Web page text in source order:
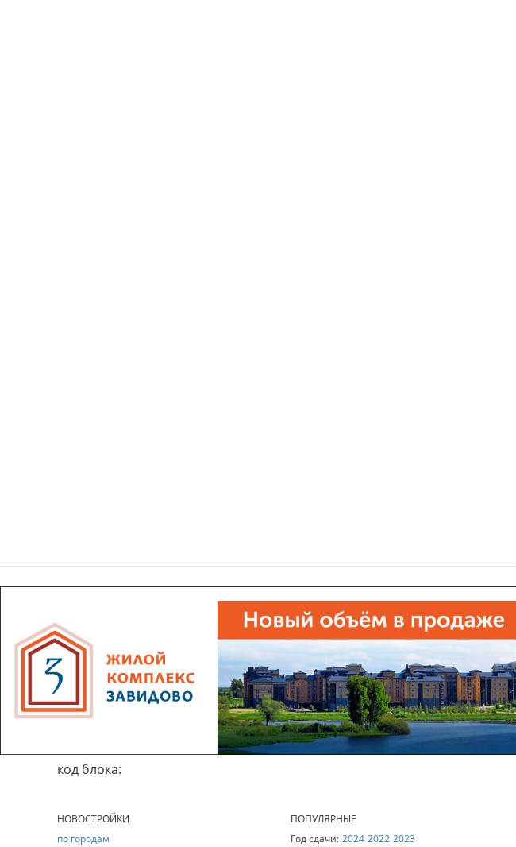
код блока:
НОВОСТРОЙКИ
по городам
ПОПУЛЯРНЫЕ
Год сдачи: 2024 2022 2023